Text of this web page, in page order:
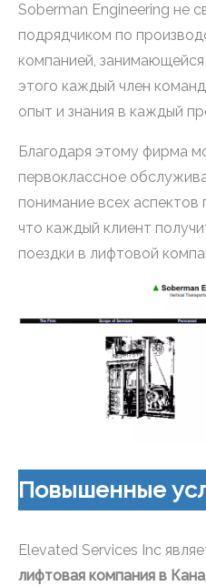
Soberman Engineering не
подрядчиком по
компанией,
этого каждый член
опыт и знания в каждый
Благодаря этому фирма
первоклассное
понимание всех аспектов
что каждый клиент
поездки в лифтовой
Повышенные
Elevated Services Inc
лифтовая компания в